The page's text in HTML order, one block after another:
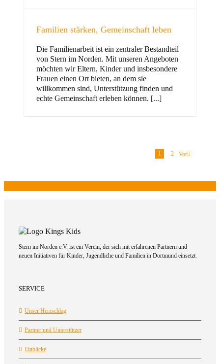
Familien stärken, Gemeinschaft leben
Die Familienarbeit ist ein zentraler Bestandteil
von Stern im Norden. Mit unseren Angeboten
möchten wir Eltern, Kinder und insbesondere
Frauen einen Ort bieten, an dem sie
willkommen sind, Unterstützung finden und
echte Gemeinschaft erleben können. [...]
1 2 Vor
Stern im Norden e.V. ist ein Verein, der sich mit erfahrenen Partnern und
neuen Initiativen für Kinder, Jugendliche und Familien in Dortmund einsetzt.
SERVICE
Unser Herzschlag
Partner und Unterstützer
Einblicke